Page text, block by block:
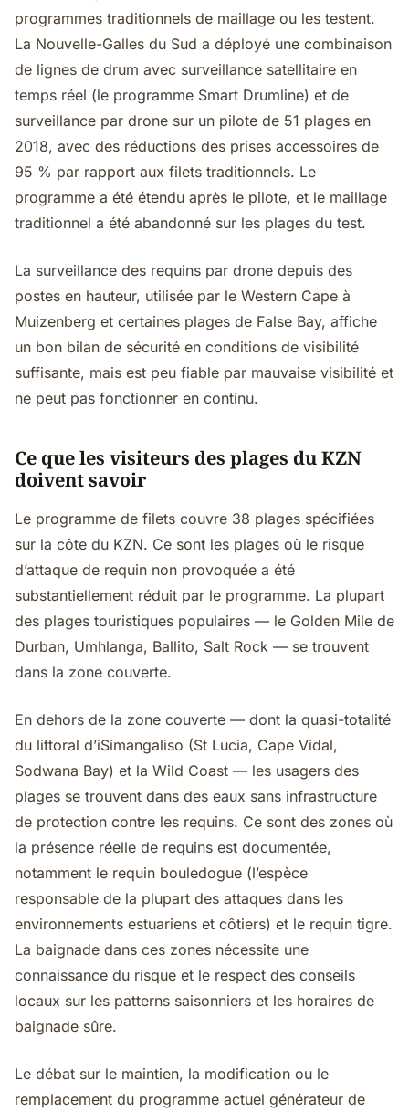
programmes traditionnels de maillage ou les testent.
La Nouvelle-Galles du Sud a déployé une combinaison
de lignes de drum avec surveillance satellitaire en
temps réel (le programme Smart Drumline) et de
surveillance par drone sur un pilote de 51 plages en
2018, avec des réductions des prises accessoires de
95 % par rapport aux filets traditionnels. Le
programme a été étendu après le pilote, et le maillage
traditionnel a été abandonné sur les plages du test.
La surveillance des requins par drone depuis des
postes en hauteur, utilisée par le Western Cape à
Muizenberg et certaines plages de False Bay, affiche
un bon bilan de sécurité en conditions de visibilité
suffisante, mais est peu fiable par mauvaise visibilité et
ne peut pas fonctionner en continu.
Ce que les visiteurs des plages du KZN
doivent savoir
Le programme de filets couvre 38 plages spécifiées
sur la côte du KZN. Ce sont les plages où le risque
d’attaque de requin non provoquée a été
substantiellement réduit par le programme. La plupart
des plages touristiques populaires — le Golden Mile de
Durban, Umhlanga, Ballito, Salt Rock — se trouvent
dans la zone couverte.
En dehors de la zone couverte — dont la quasi-totalité
du littoral d’iSimangaliso (St Lucia, Cape Vidal,
Sodwana Bay) et la Wild Coast — les usagers des
plages se trouvent dans des eaux sans infrastructure
de protection contre les requins. Ce sont des zones où
la présence réelle de requins est documentée,
notamment le requin bouledogue (l’espèce
responsable de la plupart des attaques dans les
environnements estuariens et côtiers) et le requin tigre.
La baignade dans ces zones nécessite une
connaissance du risque et le respect des conseils
locaux sur les patterns saisonniers et les horaires de
baignade sûre.
Le débat sur le maintien, la modification ou le
remplacement du programme actuel générateur de